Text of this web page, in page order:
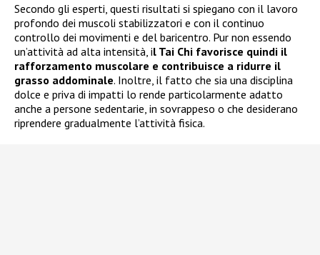
Secondo gli esperti, questi risultati si spiegano con il lavoro
profondo dei muscoli stabilizzatori e con il continuo
controllo dei movimenti e del baricentro. Pur non essendo
un’attività ad alta intensità, il Tai Chi favorisce quindi il
rafforzamento muscolare e contribuisce a ridurre il
grasso addominale. Inoltre, il fatto che sia una disciplina
dolce e priva di impatti lo rende particolarmente adatto
anche a persone sedentarie, in sovrappeso o che desiderano
riprendere gradualmente l’attività fisica.